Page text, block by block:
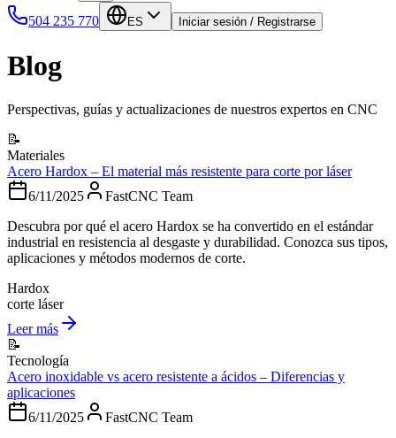
504 235 770
ES Iniciar sesión / Registrarse
Blog
Perspectivas, guías y actualizaciones de nuestros expertos en CNC
📝
Materiales
Acero Hardox – El material más resistente para corte por láser
6/11/2025
FastCNC Team
Descubra por qué el acero Hardox se ha convertido en el estándar
industrial en resistencia al desgaste y durabilidad. Conozca sus tipos,
aplicaciones y métodos modernos de corte.
Hardox
corte láser
Leer más
📝
Tecnología
Acero inoxidable vs acero resistente a ácidos – Diferencias y
aplicaciones
6/11/2025
FastCNC Team